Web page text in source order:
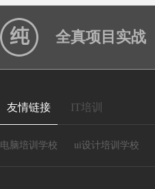
全真项目实战
友情链接 IT培训
电脑培训学校 ui设计培训学校